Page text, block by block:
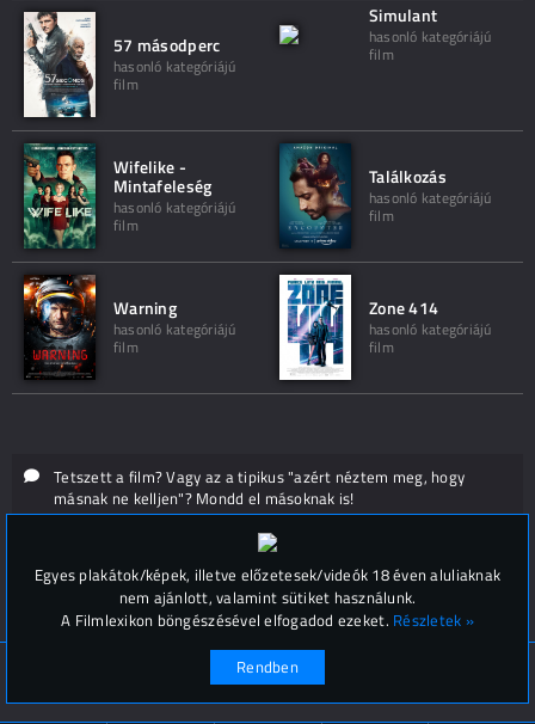
57 másodperc
hasonló kategóriájú
film
Simulant
hasonló kategóriájú
film
Wifelike -
Mintafeleség
hasonló kategóriájú
film
Találkozás
hasonló kategóriájú
film
Warning
hasonló kategóriájú
film
Zone 414
hasonló kategóriájú
film
Tetszett a film? Vagy az a tipikus "azért néztem meg, hogy
másnak ne kelljen"? Mondd el másoknak is!
Hozzászólások (
© Filmlexikon 2019-2026
Kapcsolat, impresszum
Egyes plakátok/képek, illetve előzetesek/videók 18 éven aluliaknak
nem ajánlott, valamint sütiket használunk.
A Filmlexikon böngészésével elfogadod ezeket. Részletek »
Rendben